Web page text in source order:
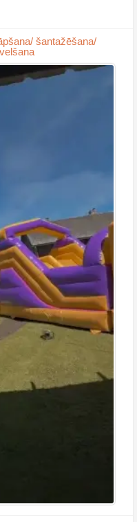
šantažēšana/